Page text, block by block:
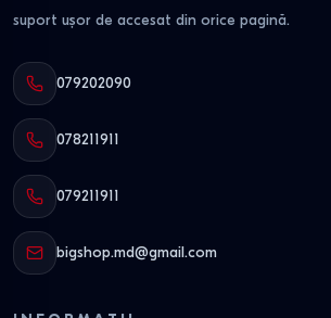
suport ușor de accesat din orice pagină.
079202090
078211911
079211911
bigshop.md@gmail.com